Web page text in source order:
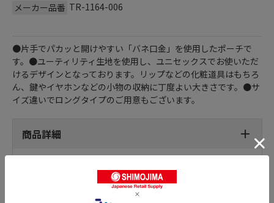
メーカー品番 TR-1164-006
●片手でパカッと開けやすい「バネ口金」を使用したポーチで
す。●ユーティリティ生地を使用し、ユニセックスでお使いただ
けるデザインとなっております。リップなどの化粧道具はもちろ
ん、鍵やイヤホンなどの小物の収納に丁度よい大きさです。●サ
イズ違いでロングタイプのご用意もございます。
商品詳細